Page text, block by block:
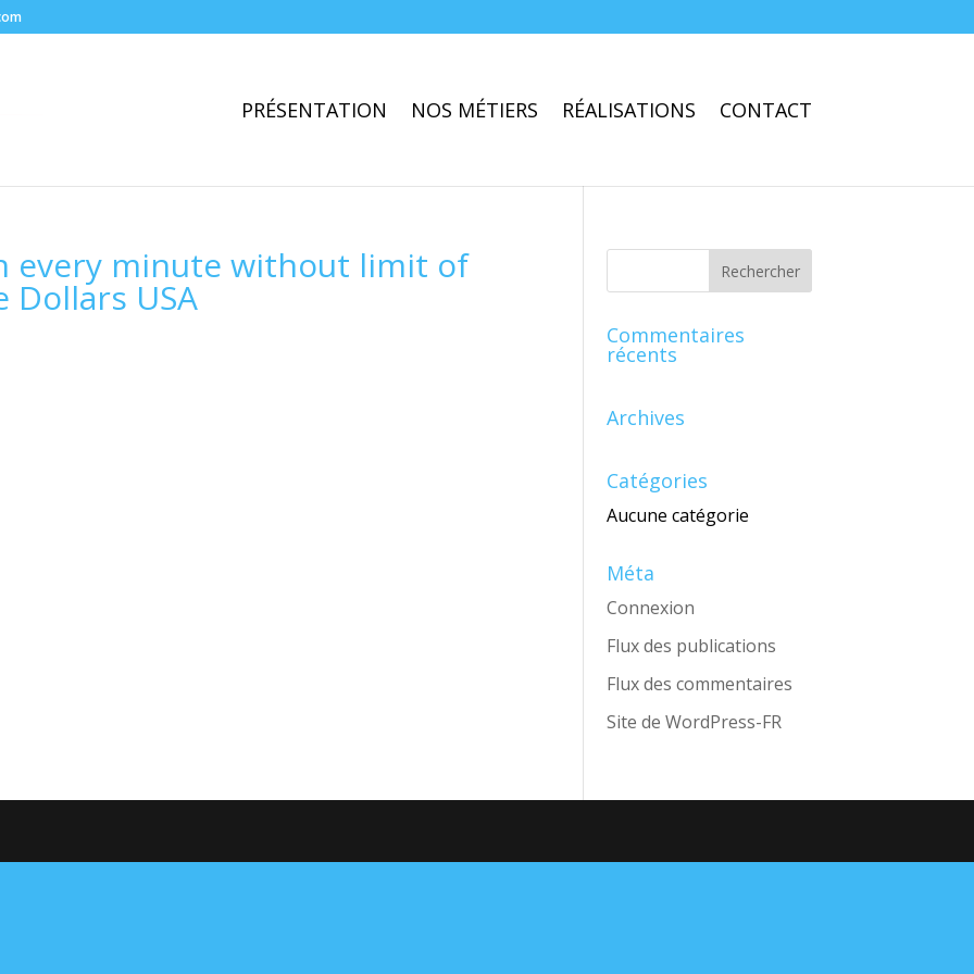
PRÉSENTATION NOS MÉTIERS RÉALISATIONS CONTACT
every minute without limit of
Dollars USA
Commentaires
récents
Archives
Catégories
Aucune catégorie
Méta
Connexion
Flux des publications
Flux des commentaires
Site de WordPress-FR